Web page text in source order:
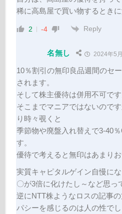
稀に高島屋で買い物するときに
2 -4 Reply
名無し 2024年5
10％割引の無印良品週間のセ
されます。
そして株主優待は併用不可です
そこまでマニアではないので
り時々覗くと
季節物や廃盤入れ替えで3-40
す。
優待で考えると無印はあまりお
実質キャピタルゲイン自慢に
〇が3倍に化けたし～など思っ
逆にNTT株ようなロスの記事
パシーを感じるのは人の性でし